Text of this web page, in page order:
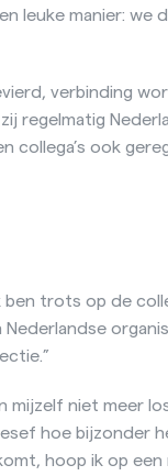
leuke manier: we
verbinding
regelmatig
collega’s ook
trots op de
mijzelf niet meer
hoe bijzonder
hoop ik op een